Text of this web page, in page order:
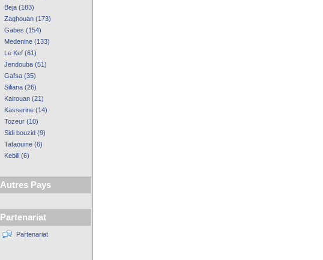
Beja (183)
Zaghouan (173)
Gabes (154)
Medenine (133)
Le Kef (61)
Jendouba (51)
Gafsa (35)
Siliana (26)
Kairouan (21)
Kasserine (14)
Tozeur (10)
Sidi bouzid (9)
Tataouine (6)
Kebili (6)
Autres Pays
Partenariat
Partenariat